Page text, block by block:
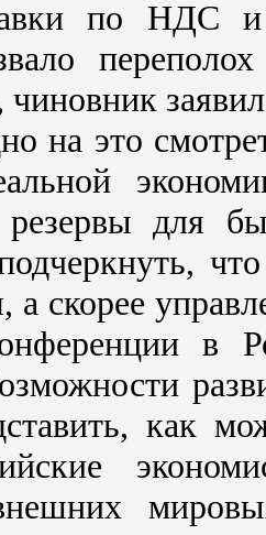
по НДС
чиновник
на это
резервы для
а скорее
в
как